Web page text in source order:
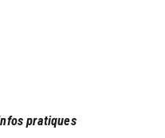
pratiques